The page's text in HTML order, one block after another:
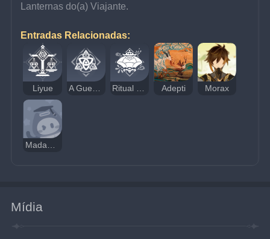
Lanternas do(a) Viajante.
Entradas Relacionadas:
Liyue Adepti Morax
Mídia